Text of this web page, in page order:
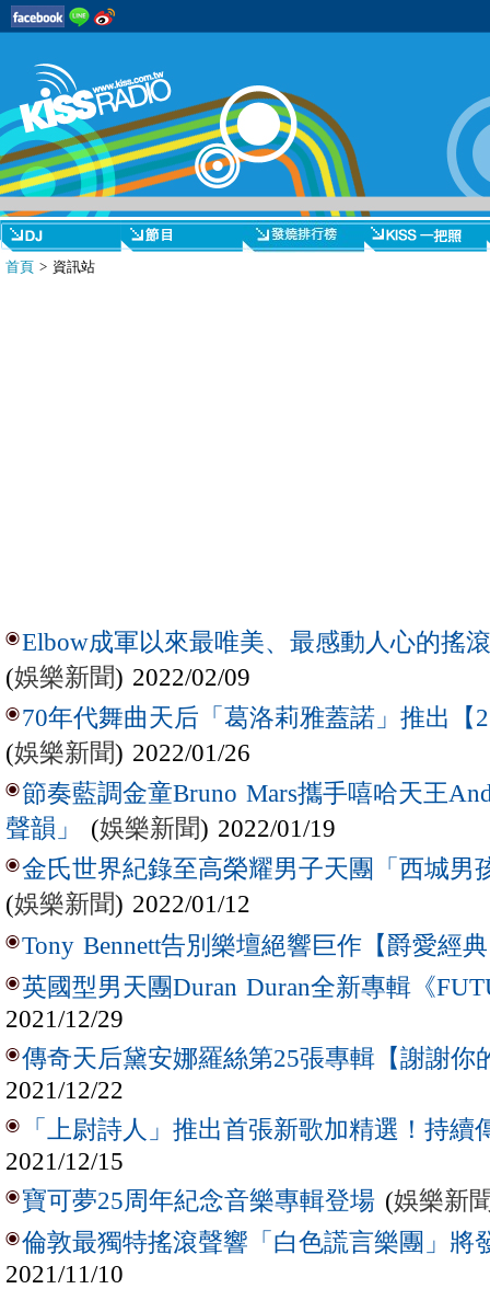
首頁 > 資訊站
Elbow成軍以來最唯美、最感動人心的搖
(娛樂新聞) 2022/02/09
70年代舞曲天后「葛洛莉雅蓋諾」推出【
(娛樂新聞) 2022/01/26
節奏藍調金童Bruno Mars攜手嘻哈天王
聲韻」
(娛樂新聞) 2022/01/19
金氏世界紀錄至高榮耀男子天團「西城男
(娛樂新聞) 2022/01/12
Tony Bennett告別樂壇絕響巨作【爵愛經
英國型男天團Duran Duran全新專輯《
2021/12/29
傳奇天后黛安娜羅絲第25張專輯【謝謝你
2021/12/22
「上尉詩人」推出首張新歌加精選！持續
2021/12/15
寶可夢25周年紀念音樂專輯登場 (娛樂新
倫敦最獨特搖滾聲響「白色謊言樂團」將
2021/11/10